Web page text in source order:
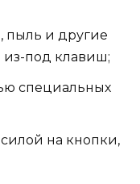
пыль и другие
под клавиш;
специальных
на кнопки,